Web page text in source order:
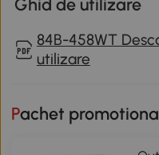
Ghid de utilizare
84B-458WT
utilizare
Pachet promotional